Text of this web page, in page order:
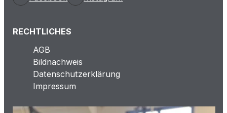
RECHTLICHES
AGB
Bildnachweis
Datenschutzerklärung
Impressum